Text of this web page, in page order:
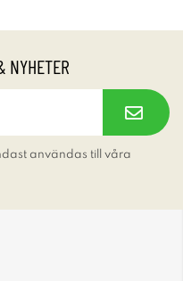
NYHETER
användas till våra